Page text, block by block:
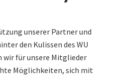
unserer Partner und
den Kulissen des WU
wir für unsere Mitglieder
Möglichkeiten, sich mit